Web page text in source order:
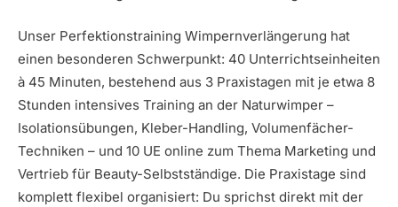
Unser Perfektionstraining Wimpernverlängerung hat
einen besonderen Schwerpunkt: 40 Unterrichtseinheiten
à 45 Minuten, bestehend aus 3 Praxistagen mit je etwa 8
Stunden intensives Training an der Naturwimper –
Isolationsübungen, Kleber-Handling, Volumenfächer-
Techniken – und 10 UE online zum Thema Marketing und
Vertrieb für Beauty-Selbstständige. Die Praxistage sind
komplett flexibel organisiert: Du sprichst direkt mit der